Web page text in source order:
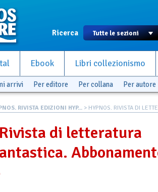
Ricerca
Ebook Libri collezionismo
arrivi Per editore Per collana Per autore
RIVISTA EDIZIONI HYP... > HYPNOS. RIVISTA DI
di letteratura